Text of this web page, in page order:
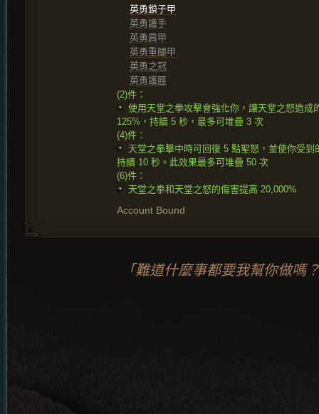
英勇鎖子甲
英勇護手
英勇肩甲
英勇重腿甲
英勇之冠
英勇護脛
(2)件：
使用天堂之拳攻擊會強化你，讓天堂之怒造成
125%，持續 5 秒，最多可堆疊 3 次
(4)件：
天堂之拳擊中時可回復 5 點聖怒，並使你受到
持續 10 秒。此效果最多可堆疊 50 次
(6)件：
天堂之拳和天堂之怒的傷害提高 20,000%
Account Bound
「難道什麼事都要我幫你做嗎